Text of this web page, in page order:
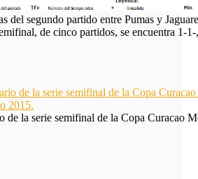
del segundo partido entre Pumas y
de cinco partidos, se encuentra 1-
de la serie semifinal de la Copa Curacao